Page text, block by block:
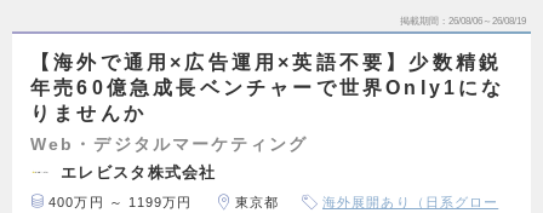
掲載期間 26/08/06～26/08/19
【海外で通用×広告運用×英語不要】少数精鋭
年売60億急成長ベンチャーで世界Only1にな
りませんか
Web・デジタルマーケティング
エレビスタ株式会社
400万円 ～ 1199万円 東京都
海外展開あり（日系グロー